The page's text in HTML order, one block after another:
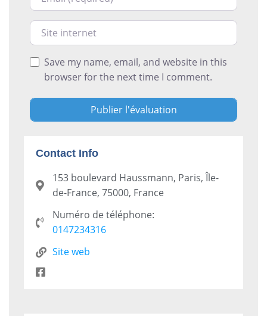
Site internet
Save my name, email, and website in this
browser for the next time I comment.
Contact Info
153 boulevard Haussmann, Paris, Île-
de-France, 75000, France
Numéro de téléphone:
0147234316
Site web